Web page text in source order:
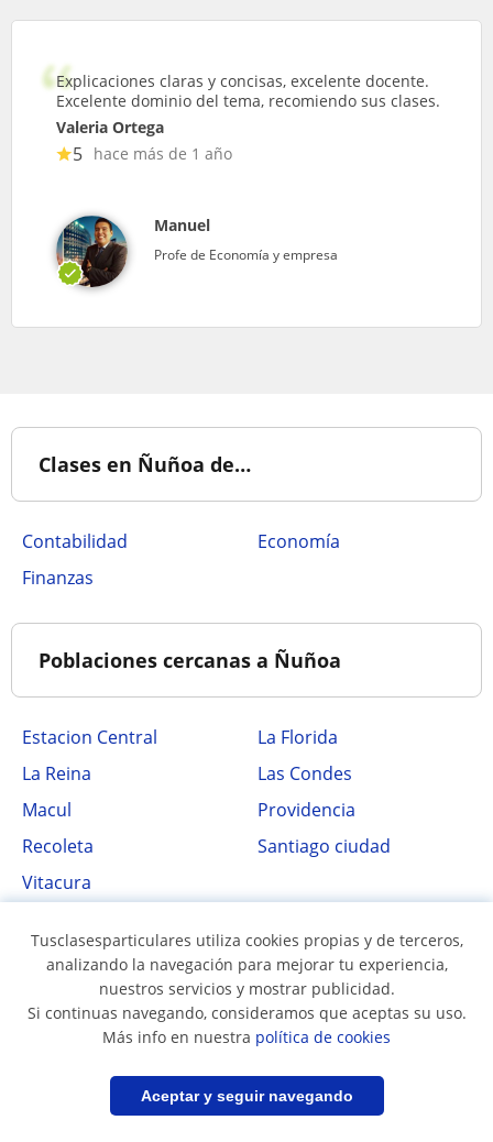
Guardar búsqueda
Explicaciones claras y concisas, excelente docente.
Excelente dominio del tema, recomiendo sus clases.
Valeria Ortega
5 hace más de 1 año
Manuel
Profe de Economía y empresa
Clases en Ñuñoa de…
Contabilidad
Economía
Finanzas
Poblaciones cercanas a Ñuñoa
Estacion Central
La Florida
La Reina
Las Condes
Macul
Providencia
Recoleta
Santiago ciudad
Vitacura
Síguenos en
Tusclasesparticulares utiliza cookies propias y de terceros,
analizando la navegación para mejorar tu experiencia,
nuestros servicios y mostrar publicidad.
Si continuas navegando, consideramos que aceptas su uso.
Más info en nuestra política de cookies
Aceptar y seguir navegando